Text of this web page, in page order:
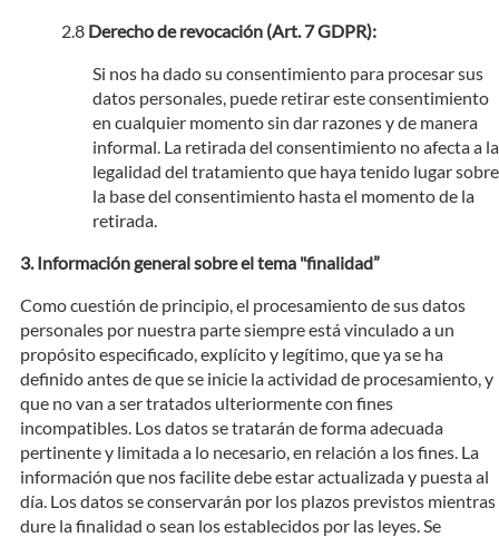
Derecho de revocación (Art. 7 GDPR):
Si nos ha dado su consentimiento para procesar sus
datos personales, puede retirar este consentimiento
en cualquier momento sin dar razones y de manera
informal. La retirada del consentimiento no afecta a la
legalidad del tratamiento que haya tenido lugar sobre
la base del consentimiento hasta el momento de la
retirada.
Información general sobre el tema "finalidad”
Como cuestión de principio, el procesamiento de sus datos
personales por nuestra parte siempre está vinculado a un
propósito especificado, explícito y legítimo, que ya se ha
definido antes de que se inicie la actividad de procesamiento, y
que no van a ser tratados ulteriormente con fines
incompatibles. Los datos se tratarán de forma adecuada
pertinente y limitada a lo necesario, en relación a los fines. La
información que nos facilite debe estar actualizada y puesta al
día. Los datos se conservarán por los plazos previstos mientras
dure la finalidad o sean los establecidos por las leyes. Se